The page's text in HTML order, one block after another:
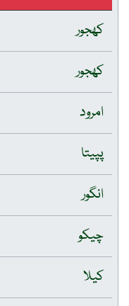
کھجور
کھجور
امرود
پپیتا
انگور
چیکو
کیلا